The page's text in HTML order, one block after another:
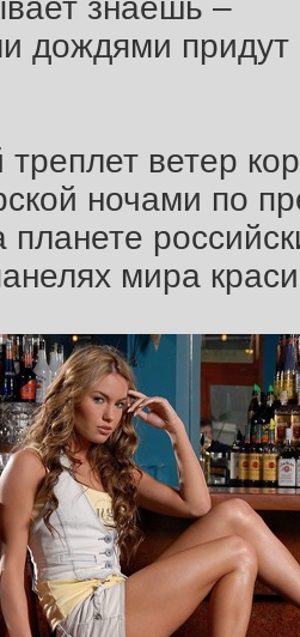
знаешь –
дождями придут
ветер
ночами по
планете
мира